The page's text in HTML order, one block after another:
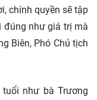
chính quyền sẽ tập
đúng như giá trị mà
Biên, Phó Chủ tịch
như bà Trương